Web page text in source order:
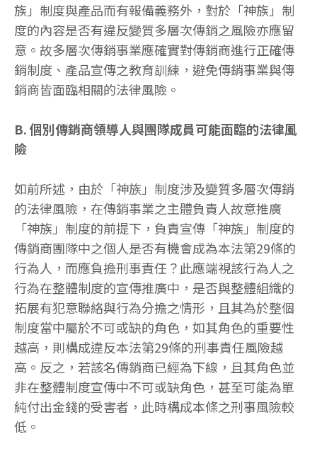
族」制度與產品而有報備義務外，對於「神族」制
度的內容是否有違反變質多層次傳銷之風險亦應留
意。故多層次傳銷事業應確實對傳銷商進行正確傳
銷制度、產品宣傳之教育訓練，避免傳銷事業與傳
銷商皆面臨相關的法律風險。
B. 個別傳銷商領導人與團隊成員可能面臨的法律風
險
如前所述，由於「神族」制度涉及變質多層次傳銷
的法律風險，在傳銷事業之主體負責人故意推廣
「神族」制度的前提下，負責宣傳「神族」制度的
傳銷商團隊中之個人是否有機會成為本法第29條的
行為人，而應負擔刑事責任？此應端視該行為人之
行為在整體制度的宣傳推廣中，是否與整體組織的
拓展有犯意聯絡與行為分擔之情形，且其為於整個
制度當中屬於不可或缺的角色，如其角色的重要性
越高，則構成違反本法第29條的刑事責任風險越
高。反之，若該名傳銷商已經為下線，且其角色並
非在整體制度宣傳中不可或缺角色，甚至可能為單
純付出金錢的受害者，此時構成本條之刑事風險較
低。